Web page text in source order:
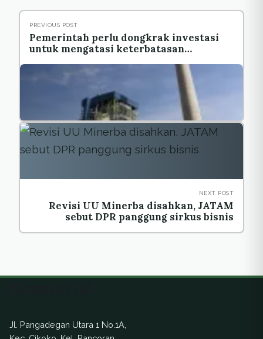
PREVIOUS POST
Pemerintah perlu dongkrak investasi
untuk mengatasi keterbatasan
NEXT POST
Revisi UU Minerba disahkan, JATAM
sebut DPR panggung sirkus bisnis
Jl. Pangadegan Utara 1 No.1A,